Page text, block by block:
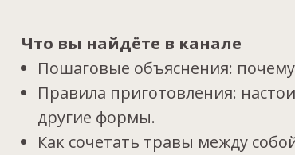
Что вы найдёте в канале
Пошаговые объяснения:
Правила приготовления:
другие формы.
Как сочетать травы между